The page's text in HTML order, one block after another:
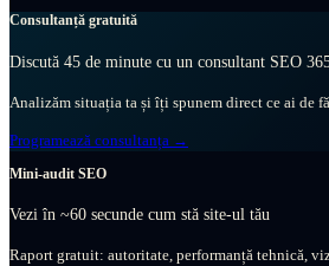
Consultanță gratuită
Discută 45 de minute cu un consultant SEO
Analizăm situația ta și îți spunem direct ce ai de
Programează consultanța →
Mini-audit SEO
Vezi în ~60 secunde cum stă site-ul tău
Raport gratuit: autoritate, performanță tehnică,